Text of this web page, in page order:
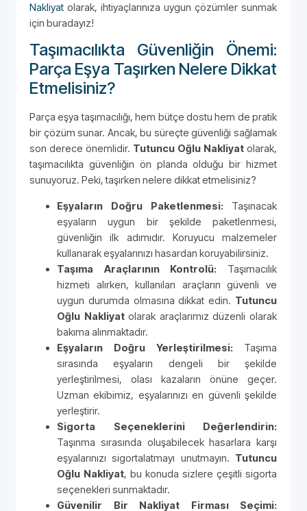
Nakliyat olarak, ihtiyaçlarınıza uygun çözümler sunmak
için buradayız!
Taşımacılıkta Güvenliğin Önemi:
Parça Eşya Taşırken Nelere Dikkat
Etmelisiniz?
Parça eşya taşımacılığı, hem bütçe dostu hem de pratik
bir çözüm sunar. Ancak, bu süreçte güvenliği sağlamak
son derece önemlidir. Tutuncu Oğlu Nakliyat olarak,
taşımacılıkta güvenliğin ön planda olduğu bir hizmet
sunuyoruz. Peki, taşırken nelere dikkat etmelisiniz?
Eşyaların Doğru Paketlenmesi: Taşınacak
eşyaların uygun bir şekilde paketlenmesi,
güvenliğin ilk adımıdır. Koruyucu malzemeler
kullanarak eşyalarınızı hasardan koruyabilirsiniz.
Taşıma Araçlarının Kontrolü: Taşımacılık
hizmeti alırken, kullanılan araçların güvenli ve
uygun durumda olmasına dikkat edin. Tutuncu
Oğlu Nakliyatolarak araçlarımız düzenli olarak
bakıma alınmaktadır.
Eşyaların Doğru Yerleştirilmesi: Taşıma
sırasında eşyaların dengeli bir şekilde
yerleştirilmesi, olası kazaların önüne geçer.
Uzman ekibimiz, eşyalarınızı en güvenli şekilde
yerleştirir.
Sigorta Seçeneklerini Değerlendirin:
Taşınma sırasında oluşabilecek hasarlara karşı
eşyalarınızı sigortalatmayı unutmayın. Tutuncu
Oğlu Nakliyat, bu konuda sizlere çeşitli sigorta
seçenekleri sunmaktadır.
Güvenilir Bir Nakliyat Firması Seçimi: